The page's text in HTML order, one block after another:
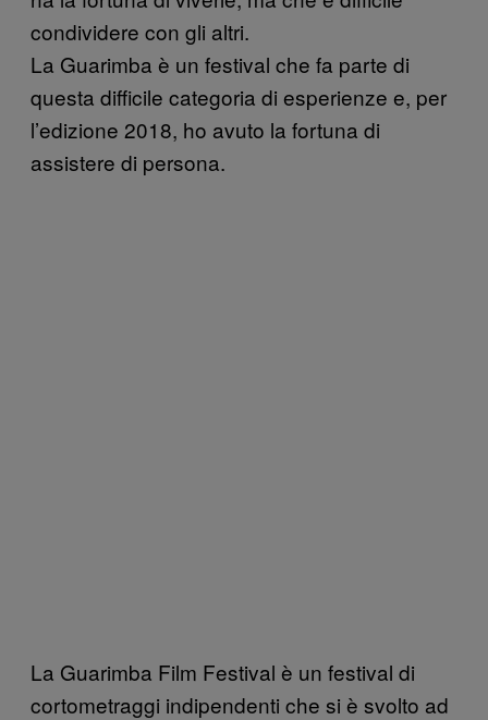
condividere con gli altri.
La Guarimba è un festival che fa parte di
questa difficile categoria di esperienze e, per
l’edizione 2018, ho avuto la fortuna di
assistere di persona.
La Guarimba Film Festival è un festival di
cortometraggi indipendenti che si è svolto ad